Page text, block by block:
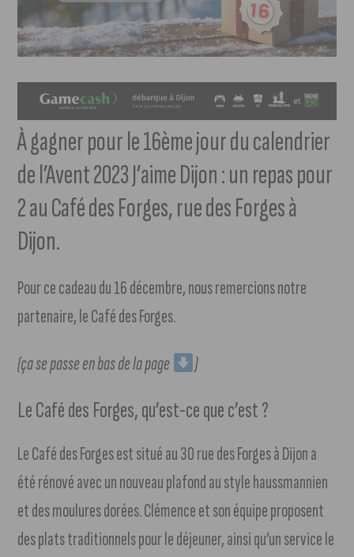
À gagner pour le 16ème jour du calendrier
de l’Avent 2023 J’aime Dijon : un repas pour
2 au Café des Forges, rue des Forges à
Dijon.
Pour ce cadeau du 16 décembre, nous remercions notre
partenaire, le Café des Forges.
(ça se passe en bas de la page )
Le Café des Forges, qu’est-ce que c’est ?
Le Café des Forges est situé au 30 rue des Forges à Dijon a
été rénové avec un nouveau plafond au style haussmannien
et des moulures dorées. Clémence et son équipe proposent
des plats traditionnels pour le déjeuner, ainsi qu’un service le